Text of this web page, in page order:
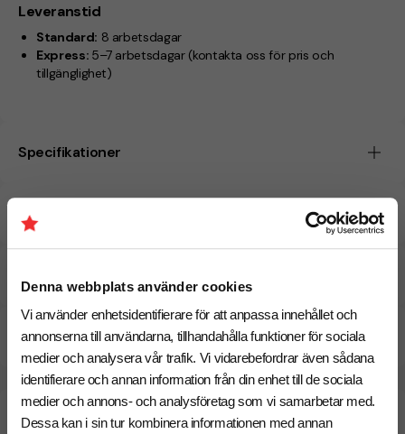
Denna webbplats använder cookies
Vi använder enhetsidentifierare för att anpassa innehållet och
annonserna till användarna, tillhandahålla funktioner för sociala
medier och analysera vår trafik. Vi vidarebefordrar även sådana
identifierare och annan information från din enhet till de sociala
medier och annons- och analysföretag som vi samarbetar med.
Dessa kan i sin tur kombinera informationen med annan
Leveranstid
Standard: 8 arbetsdagar
Express: 5–7 arbetsdagar(kontakta oss för pris och
tillgänglighet)
Specifikationer
Tryckmetoder
CO₂e -avtryck
19 Augusti Beräknad leveranstid: 8 arbetsdagar
Snabbare leverans? Kontakta oss.